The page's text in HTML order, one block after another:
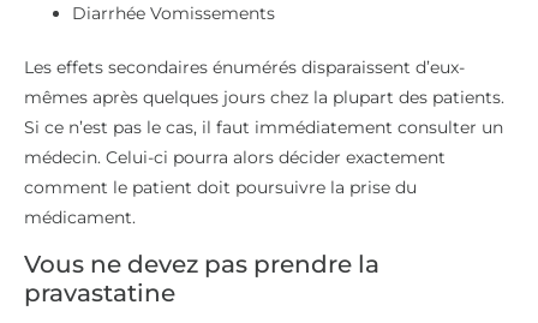
Diarrhée Vomissements
Les effets secondaires énumérés disparaissent d’eux-
mêmes après quelques jours chez la plupart des patients.
Si ce n’est pas le cas, il faut immédiatement consulter un
médecin. Celui-ci pourra alors décider exactement
comment le patient doit poursuivre la prise du
médicament.
Vous ne devez pas prendre la
pravastatine